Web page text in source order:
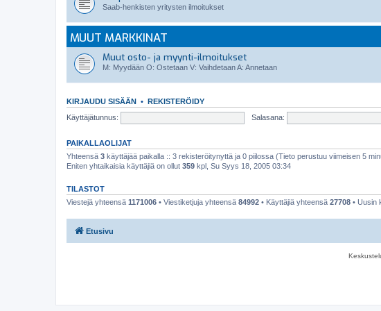
Saab-henkisten yritysten ilmoitukset
MUUT MARKKINAT
Muut osto- ja myynti-ilmoitukset
M: Myydään O: Ostetaan V: Vaihdetaan A: Annetaan
KIRJAUDU SISÄÄN • REKISTERÖIDY
Käyttäjätunnus:
Salasana:
PAIKALLAOLIJAT
Yhteensä 3 käyttäjää paikalla :: 3 rekisteröitynyttä ja 0 piilossa (Tieto perustuu viimeisen 5
Eniten yhtaikaisia käyttäjiä on ollut 359 kpl, Su Syys 18, 2005 03:34
TILASTOT
Viestejä yhteensä 1171006 • Viestiketjuja yhteensä 84992 • Käyttäjiä yhteensä 27708 • Uusin
Etusivu